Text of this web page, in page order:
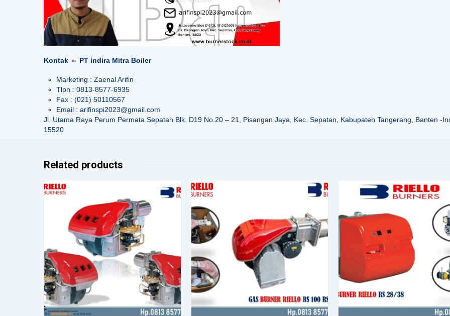
Kontak ⇔ PT indira Mitra Boiler
Marketing : Zaenal Arifin
Tlpn : 0813-8577-6935
Fax : (021) 50110567
Email : arifinspi2023@gmail.com
Jl. Utama Raya Perum Permata Sepatan Blk. D19 No.20 – 21, Pisangan Jaya, Kec. Sepatan, Kabupaten Tangerang, Banten -
15520
Related products
Details